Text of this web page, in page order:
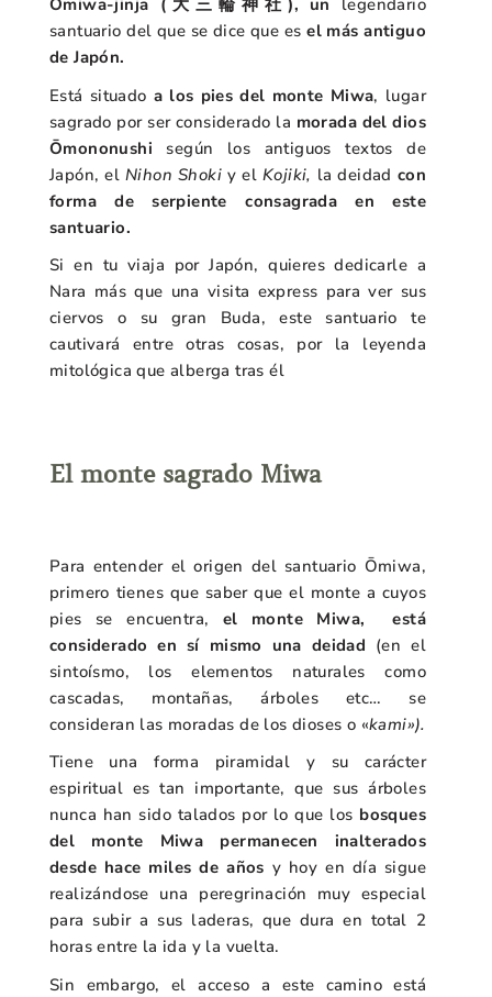
Ōmiwa-jinja (大三輪神社), un legendario
santuario del que se dice que esel más antiguo
de Japón.
Está situado a los pies del monte Miwa, lugar
sagrado por ser considerado la morada del dios
Ōmononushi según los antiguos textos de
Japón, elNihon Shoki y el Kojiki, la deidad con
forma de serpiente consagrada en este
santuario.
Si en tu viaja por Japón, quieres dedicarle a
Nara más que una visita express para ver sus
ciervos o su gran Buda, este santuario te
cautivará entre otras cosas, por la leyenda
mitológica que alberga tras él
El monte sagrado Miwa
Para entender el origen del santuario Ōmiwa,
primero tienes que saber que el monte a cuyos
pies se encuentra, el monte Miwa, está
considerado en sí mismo una deidad (en el
sintoísmo, los elementos naturales como
cascadas, montañas, árboles etc… se
consideran las moradas de los dioses o «kami»).
Tiene una forma piramidal y su carácter
espiritual es tan importante, que sus árboles
nunca han sido talados por lo que los bosques
del monte Miwa permanecen inalterados
desde hace miles de años y hoy en día sigue
realizándose una peregrinación muy especial
para subir a sus laderas, que dura en total 2
horas entre la ida y la vuelta.
Sin embargo, el acceso a este camino está